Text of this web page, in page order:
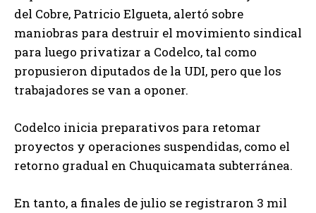
del Cobre, Patricio Elgueta, alertó sobre
maniobras para destruir el movimiento sindical
para luego privatizar a Codelco, tal como
propusieron diputados de la UDI, pero que los
trabajadores se van a oponer.
Codelco inicia preparativos para retomar
proyectos y operaciones suspendidas, como el
retorno gradual en Chuquicamata subterránea.
En tanto, a finales de julio se registraron 3 mil